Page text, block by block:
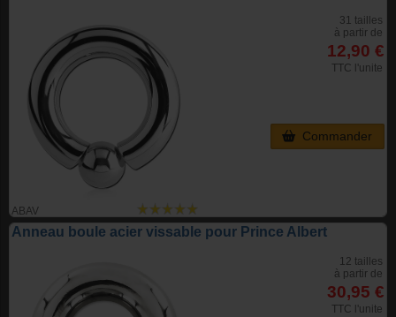
ABAV
31 tailles
à partir de
12,90 €
TTC l'unite
Commander
Anneau boule acier vissable pour Prince Albert
12 tailles
à partir de
30,95 €
TTC l'unite